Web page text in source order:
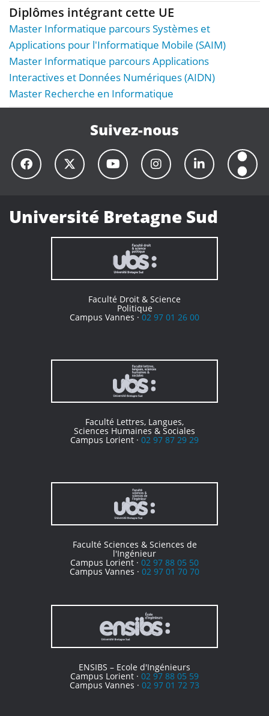
Diplômes intégrant cette UE
Master Informatique parcours Systèmes et
Applications pour l'Informatique Mobile (SAIM)
Master Informatique parcours Applications
Interactives et Données Numériques (AIDN)
Master Recherche en Informatique
Suivez-nous
Université Bretagne Sud
Faculté Droit & Science
Politique
Campus Vannes ·02 97 01 26 00
Faculté Lettres, Langues,
Sciences Humaines & Sociales
Campus Lorient · 02 97 87 29 29
Faculté Sciences & Sciences de
l'Ingénieur
Campus Lorient · 02 97 88 05 50
Campus Vannes · 02 97 01 70 70
ENSIBS – Ecole d'Ingénieurs
Campus Lorient · 02 97 88 05 59
Campus Vannes · 02 97 01 72 73